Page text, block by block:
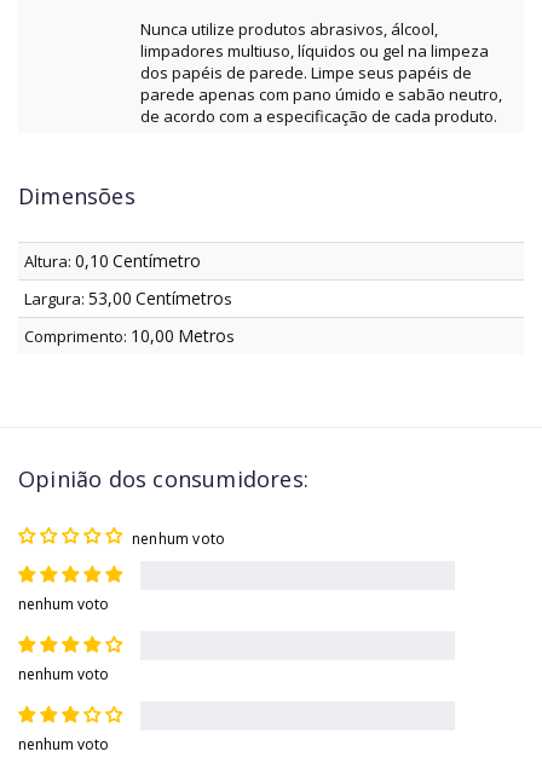
Nunca utilize produtos abrasivos, álcool,
limpadores multiuso, líquidos ou gel na limpeza
dos papéis de parede. Limpe seus papéis de
parede apenas com pano úmido e sabão neutro,
de acordo com a especificação de cada produto.
Dimensões
Altura: 0,10 Centímetro
Largura: 53,00 Centímetros
Comprimento: 10,00 Metros
Opinião dos consumidores:
nenhum voto
nenhum voto
nenhum voto
nenhum voto